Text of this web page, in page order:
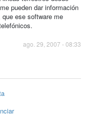
pueden dar información
ese software me
ago. 29, 2007 - 08:33